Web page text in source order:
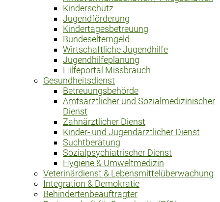
Kinderschutz
Jugendförderung
Kindertagesbetreuung
Bundeselterngeld
Wirtschaftliche Jugendhilfe
Jugendhilfeplanung
Hilfeportal Missbrauch
Gesundheitsdienst
Betreuungsbehörde
Amtsärztlicher und Sozialmedizinischer
Dienst
Zahnärztlicher Dienst
Kinder- und Jugendärztlicher Dienst
Suchtberatung
Sozialpsychiatrischer Dienst
Hygiene & Umweltmedizin
Veterinärdienst & Lebensmittelüberwachung
Integration & Demokratie
Behindertenbeauftragter